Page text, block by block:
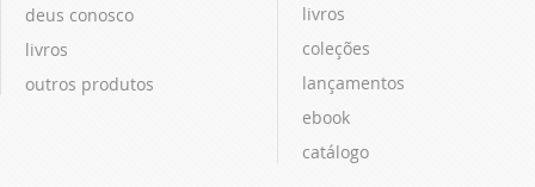
deus conosco
livros
outros produtos
livros
coleções
lançamentos
ebook
catálogo